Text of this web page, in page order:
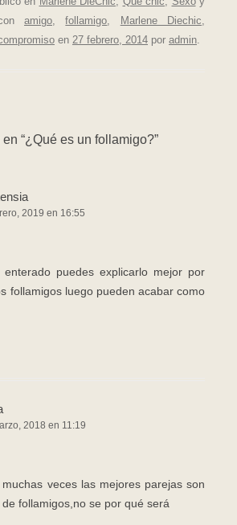
amigo,follamigo, Marlene Diechic,
en 27 febrero, 2014 por admin.
“¿Qué es un follamigo?”
2019 en 16:55
puedes explicarlo mejor por
follamigos luego pueden acabar como
2018 en 11:19
veces las mejores parejas son
follamigos,no se por qué será